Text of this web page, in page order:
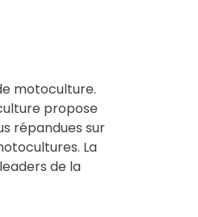
motoculture.
propose
répandues sur
La
de la